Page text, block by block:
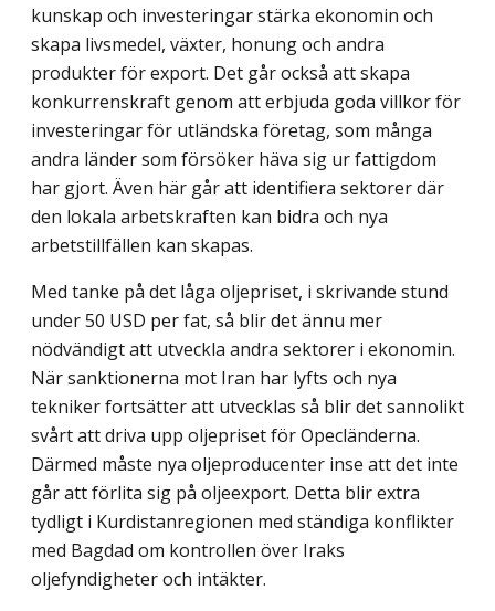
kunskap och investeringar stärka ekonomin och
skapa livsmedel, växter, honung och andra
produkter för export. Det går också att skapa
konkurrenskraft genom att erbjuda goda villkor för
investeringar för utländska företag, som många
andra länder som försöker häva sig ur fattigdom
har gjort. Även här går att identifiera sektorer där
den lokala arbetskraften kan bidra och nya
arbetstillfällen kan skapas.
Med tanke på det låga oljepriset, i skrivande stund
under 50 USD per fat, så blir det ännu mer
nödvändigt att utveckla andra sektorer i ekonomin.
När sanktionerna mot Iran har lyfts och nya
tekniker fortsätter att utvecklas så blir det sannolikt
svårt att driva upp oljepriset för Opecländerna.
Därmed måste nya oljeproducenter inse att det inte
går att förlita sig på oljeexport. Detta blir extra
tydligt i Kurdistanregionen med ständiga konflikter
med Bagdad om kontrollen över Iraks
oljefyndigheter och intäkter.